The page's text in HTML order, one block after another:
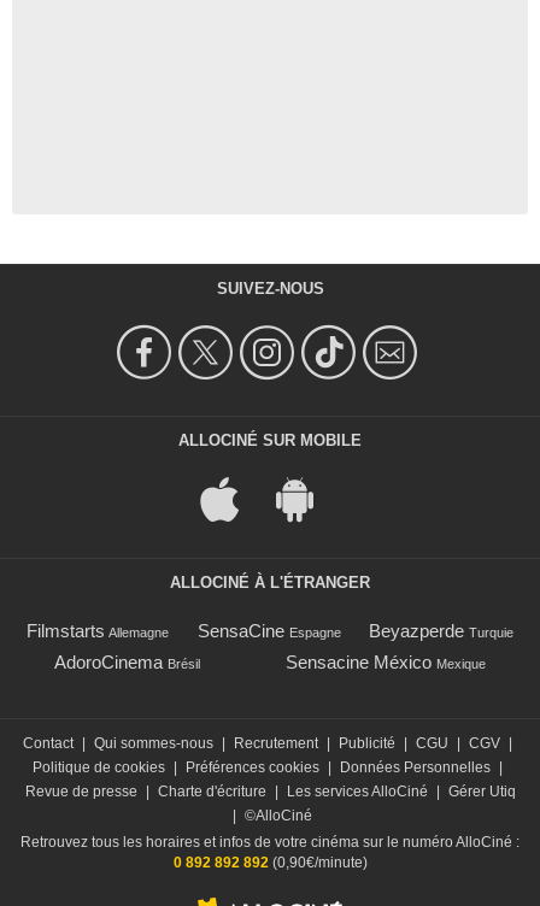
SUIVEZ-NOUS
ALLOCINÉ SUR MOBILE
ALLOCINÉ À L'ÉTRANGER
Filmstarts Allemagne SensaCine Espagne Beyazperde Turquie
AdoroCinema Brésil Sensacine México Mexique
Contact Qui sommes-nous Recrutement Publicité CGU CGV
Politique de cookies
Préférences cookies Données Personnelles
Revue de presse
Charte d'écriture Les services AlloCiné
Gérer Utiq
©AlloCiné
Retrouvez tous les horaires et infos de votre cinéma sur le numéro AlloCiné :
0 892 892 892(0,90€/minute)